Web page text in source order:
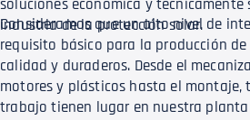
soluciones económica y
industria de la protección solar.
Consideramos que un alto nivel de
requisito básico para la producción
calidad y duraderos. Desde el
motores y plásticos hasta el montaje,
trabajo tienen lugar en nuestra